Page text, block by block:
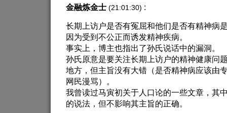
金融炼金士 (21:01:30) :
长期上访户是否有冤屈和他们是否有精神病
因为受到不公正而诱发精神疾病。
事实上，博主也指出了孙氏说话中的漏洞。
孙氏原意是要关注长期上访户的精神健康问
地方，但主旨没有大错（是否精神病应该由
网民漫骂）。
我曾读过马寅初关于人口论的一些文章，其
的说法，但不影响其主旨的正确。